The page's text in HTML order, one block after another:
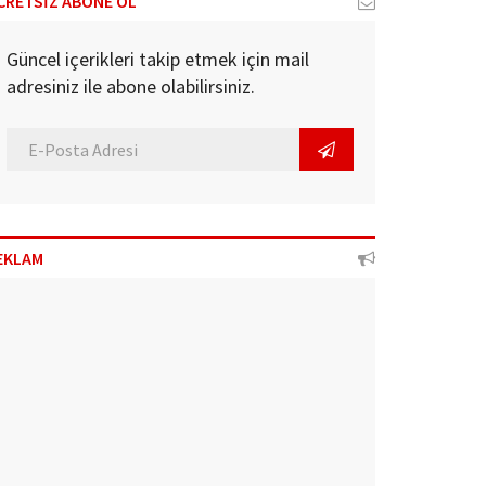
Güncel içerikleri takip etmek için mail
adresiniz ile abone olabilirsiniz.